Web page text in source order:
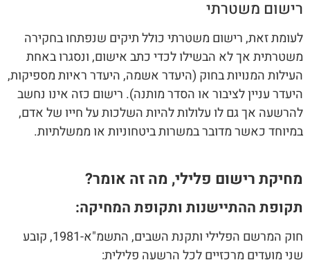
רישום משטרתי
לעומת זאת, רישום משטרתי כולל תיקים שנפתחו בחקירה
משטרתית אך לא הבשילו לכדי כתב אישום, ונסגרו באחת
העילות המנויות בחוק (היעדר אשמה, היעדר ראיות מספיקות,
היעדר עניין לציבור או הסדר מותנה). רישום כזה אינו נחשב
להרשעה אך גם לו עלולות להיות השלכות על חייו של אדם,
במיוחד כאשר מדובר במשרות ביטחוניות או ממשלתיות.
מחיקת רישום פלילי, מה זה אומר?
תקופת ההתיישנות ותקופת המחיקה:
חוק המרשם הפלילי ותקנת השבים, התשמ"א-1981, קובע
שני מועדים מרכזיים לכל הרשעה פלילית: